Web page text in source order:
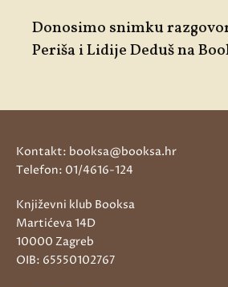
Donosimo snimku
Periša i Lidije Deduš na
Kontakt: booksa@booksa.hr
Telefon: 01/4616-124
Književni klub Booksa
Martićeva 14D
10000 Zagreb
OIB: 65550102767